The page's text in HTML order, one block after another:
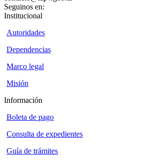
Seguinos en:
Institucional
Autoridades
Dependencias
Marco legal
Misión
Información
Boleta de pago
Consulta de expedientes
Guía de trámites